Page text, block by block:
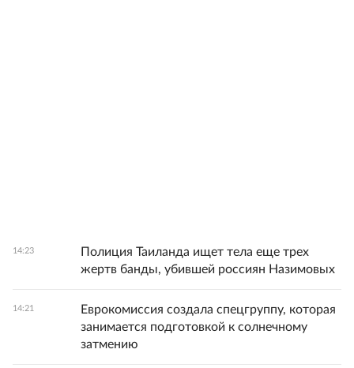
14:23
Полиция Таиланда ищет тела еще трех
жертв банды, убившей россиян Назимовых
14:21
Еврокомиссия создала спецгруппу, которая
занимается подготовкой к солнечному
затмению